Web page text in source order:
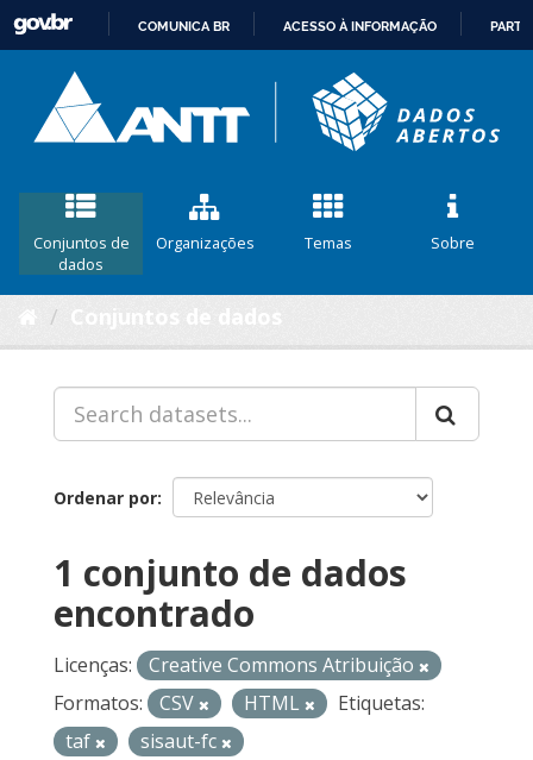
CONTEÚDO
COMUNICA BR ACESSO À INFORMAÇÃO
Conjuntos de
dados
Organizações Temas Sobre
Ordenar por
1 conjunto de dados
encontrado
Licenças:
Creative Commons Atribuição
Formatos:
CSV HTML
Etiquetas:
taf
sisaut-fc